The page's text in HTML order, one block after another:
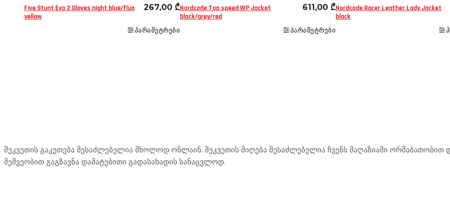
Five Stunt Evo 2 Gloves night blue/fluo
yellow
267,00 ₾
ᲞᲐᲠᲐᲛᲔᲢᲠᲔᲑᲘ
Nordcode Top speed WP Jacket
black/grey/red
611,00 ₾
ᲞᲐᲠᲐᲛᲔᲢᲠᲔᲑᲘ
Nordcode Racer Leather Lady Jacket
black
შეკვეთის გაკეთება შესაძლებელია მხოლოდ ონლაინ. შეკვეთის მიღება შესაძლებელია ჩვენს მაღაზიაში ორშაბათობით
მეშვეობით გაგზავნა დამატებითი გადასახადის სანაცვლოდ.